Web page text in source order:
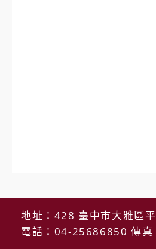
地址：428 臺中市大雅區
電話：04-25686850 傳